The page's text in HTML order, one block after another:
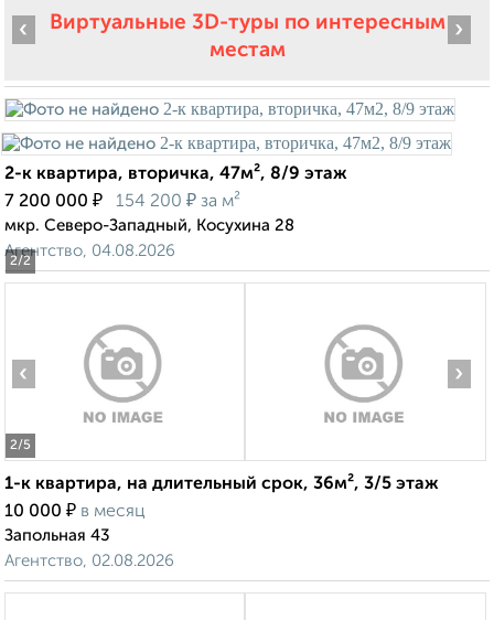
Виртуальные 3D-туры по интересным
местам
2/2
‹ ›
2-к квартира, вторичка, 47м², 8/9 этаж
7 200 000 ₽ 154 200 ₽ за м²
мкр. Северо-Западный, Косухина 28
Агентство, 04.08.2026
2/5
‹ ›
1-к квартира, на длительный срок, 36м², 3/5 этаж
10 000 ₽ в месяц
Запольная 43
Агентство, 02.08.2026